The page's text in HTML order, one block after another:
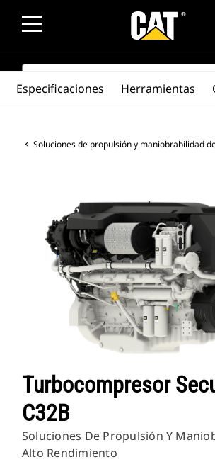
SEARCH
Soluciones de propulsión y maniobrabilidad de
Turbocompresor
C32B
Soluciones De Propulsión Y
Alto Rendimiento
Especificaciones Herramientas